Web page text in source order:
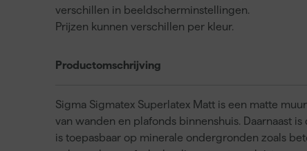
verschillen in beeldscherminstellingen.
Prijzen kunnen verschillen per kleur.
Productomschrijving
Sigma Sigmatex Superlatex Matt is een matte
van wanden en plafonds binnenshuis. Daarnaast
is toepasbaar op minerale ondergronden zoals